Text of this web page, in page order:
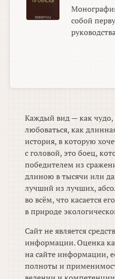
собой
Каждый вид — как чудо,
любоваться, как
история, в которую
с головой, это боец,
победителем из
длиною в тысячи или
лучший из лучших,
во всём, что касается
в природе
Сайт не является
информации. Оценка
на сайте информации,
полноты и